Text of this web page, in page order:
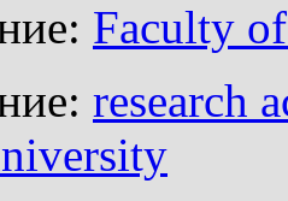
Faculty
research